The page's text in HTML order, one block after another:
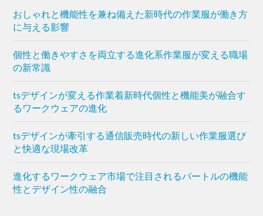
おしゃれと機能性を兼ね備えた新時代の作業服が働き方
に与える影響
個性と働きやすさを両立する進化系作業服が変える職場
の新常識
tsデザインが変える作業着新時代個性と機能美が融合す
るワークウェアの進化
tsデザインが牽引する通信販売時代の新しい作業服選び
と快適な現場改革
進化するワークウェア市場で注目されるバートルの機能
性とデザイン性の融合